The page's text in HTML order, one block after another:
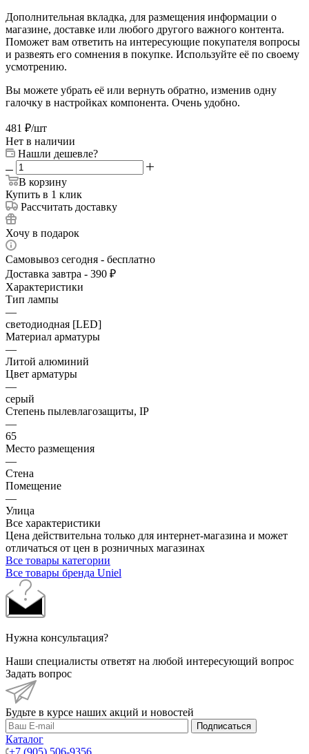
Дополнительная вкладка, для размещения информации о
магазине, доставке или любого другого важного контента.
Поможет вам ответить на интересующие покупателя вопросы
и развеять его сомнения в покупке. Используйте её по своему
усмотрению.
Вы можете убрать её или вернуть обратно, изменив одну
галочку в настройках компонента. Очень удобно.
481 ₽/шт
Нет в наличии
Нашли дешевле?
В корзину
Купить в 1 клик
Рассчитать доставку
Хочу в подарок
Самовывоз сегодня - бесплатно
Доставка завтра - 390 ₽
Характеристики
Тип лампы
—
светодиодная [LED]
Материал арматуры
—
Литой алюминий
Цвет арматуры
—
серый
Степень пылевлагозащиты, IP
—
65
Место размещения
—
Стена
Помещение
—
Улица
Все характеристики
Цена действительна только для интернет-магазина и может
отличаться от цен в розничных магазинах
Все товары категории
Все товары бренда Uniel
Нужна консультация?
Наши специалисты ответят на любой интересующий вопрос
Задать вопрос
Будьте в курсе наших акций и новостей
Подписаться
Каталог
+7 (905) 506-9356